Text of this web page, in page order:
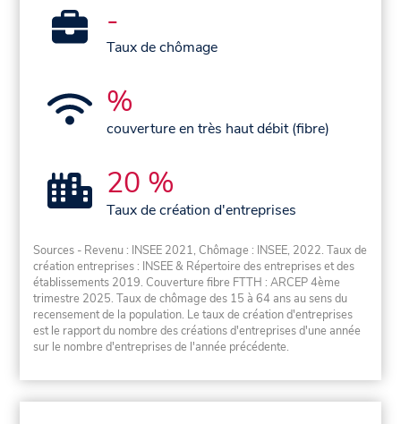
-
Taux de chômage
%
couverture en très haut débit (fibre)
20 %
Taux de création d'entreprises
Sources - Revenu : INSEE 2021, Chômage : INSEE, 2022. Taux de
création entreprises : INSEE & Répertoire des entreprises et des
établissements 2019. Couverture fibre FTTH : ARCEP 4ème
trimestre 2025. Taux de chômage des 15 à 64 ans au sens du
recensement de la population. Le taux de création d'entreprises
est le rapport du nombre des créations d'entreprises d'une année
sur le nombre d'entreprises de l'année précédente.